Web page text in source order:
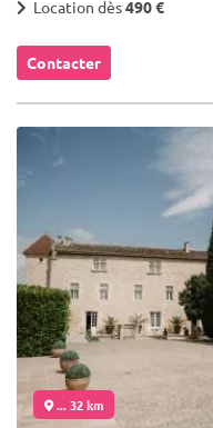
Location dès490 €
Contacter
... 32 km